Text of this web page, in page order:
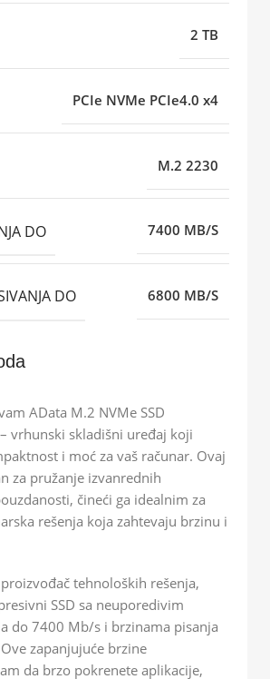
2 TB
PCIe NVMe PCIe4.0 x4
M.2 2230
DO 7400 MB/S
DO 6800 MB/S
AData M.2 NVMe SSD
vrhunski skladišni uređaj koji
i moć za vaš računar. Ovaj
za pružanje izvanrednih
čineći ga idealnim za
rešenja koja zahtevaju brzinu i
tehnoloških rešenja,
SSD sa neuporedivim
do 7400 Mb/s i brzinama pisanja
zapanjujuće brzine
da brzo pokrenete aplikacije,